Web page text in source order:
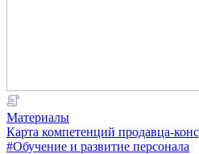
Материалы
Карта компетенций продавца-
#Обучение и развитие персонала